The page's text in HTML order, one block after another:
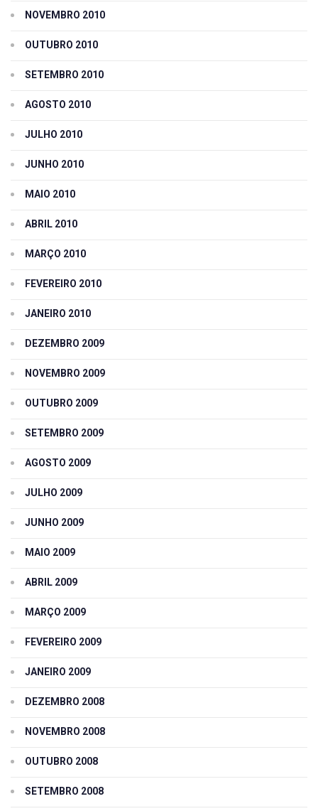
NOVEMBRO 2010
OUTUBRO 2010
SETEMBRO 2010
AGOSTO 2010
JULHO 2010
JUNHO 2010
MAIO 2010
ABRIL 2010
MARÇO 2010
FEVEREIRO 2010
JANEIRO 2010
DEZEMBRO 2009
NOVEMBRO 2009
OUTUBRO 2009
SETEMBRO 2009
AGOSTO 2009
JULHO 2009
JUNHO 2009
MAIO 2009
ABRIL 2009
MARÇO 2009
FEVEREIRO 2009
JANEIRO 2009
DEZEMBRO 2008
NOVEMBRO 2008
OUTUBRO 2008
SETEMBRO 2008